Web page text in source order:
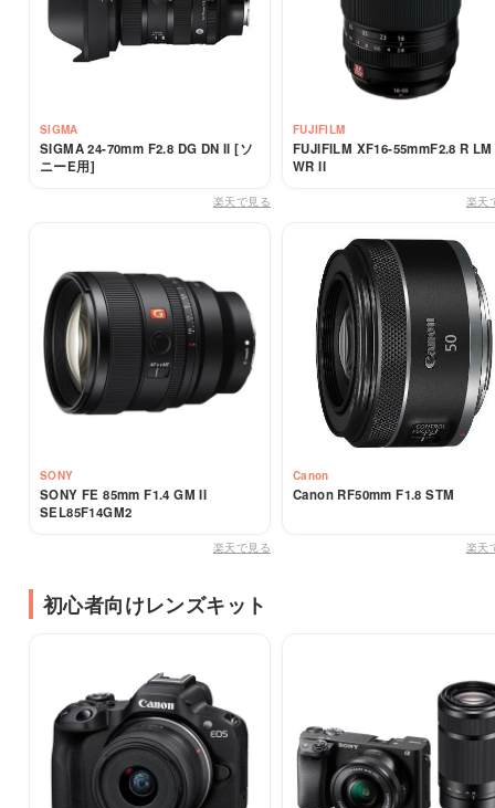
SIGMA
SIGMA 24-70mm F2.8 DG DN II [ソ
ニーE用]
楽天で見る
FUJIFILM
FUJIFILM XF16-55mmF2.8 R LM
WR II
楽天
SONY
SONY FE 85mm F1.4 GM II
SEL85F14GM2
楽天で見る
Canon
Canon RF50mm F1.8 STM
楽天
初心者向けレンズキット